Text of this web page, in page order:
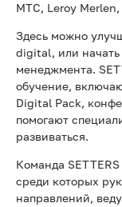
МТС, Leroy Merlen,
Здесь можно
digital, или начать
менеджмента.
обучение,
Digital Pack,
помогают
развиваться.
Команда
среди которых
направлений,